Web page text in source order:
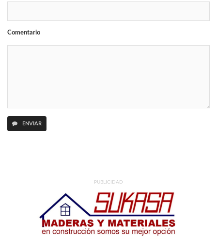
Comentario
ENVIAR
PUBLICIDAD